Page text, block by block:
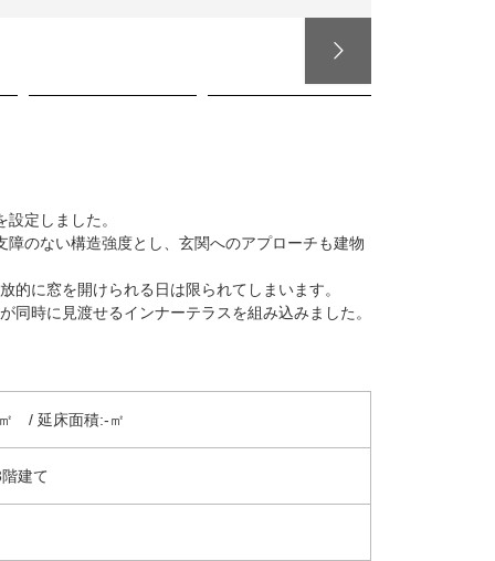

定しました。
のない構造強度とし、玄関へのアプローチも建物
に窓を開けられる日は限られてしまいます。
時に見渡せるインナーテラスを組み込みました。
/ 延床面積:-㎡
建て